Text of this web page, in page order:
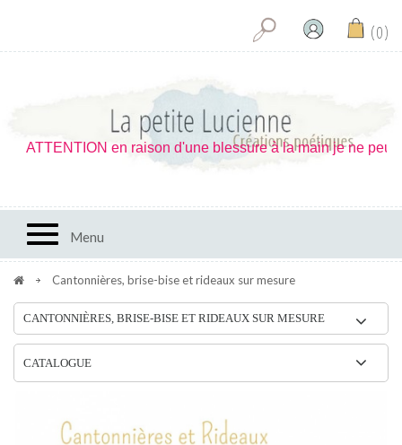
0
Toggle navigation
Menu
raison d'une blessure à la main je ne peux réaliser les
Cantonnières, brise-bise et rideaux sur mesure
CANTONNIÈRES, BRISE-BISE ET RIDEAUX SUR MESURE
CATALOGUE